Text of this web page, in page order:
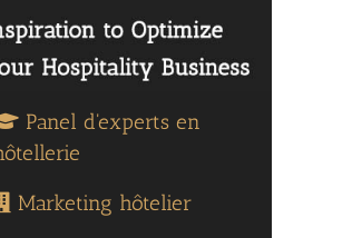
Panel d'experts en
Marketing hôtelier